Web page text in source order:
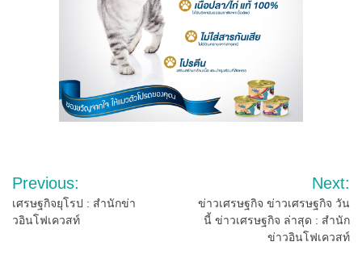
Post
navigation
Previous:
เศรษฐกิจยุโรป : สำนักข่า
วอินโฟเควสท์
Next:
ข่าวเศรษฐกิจ ข่าวเศรษฐกิจ วัน
นี้ ข่าวเศรษฐกิจ ล่าสุด : สำนัก
ข่าวอินโฟเควสท์